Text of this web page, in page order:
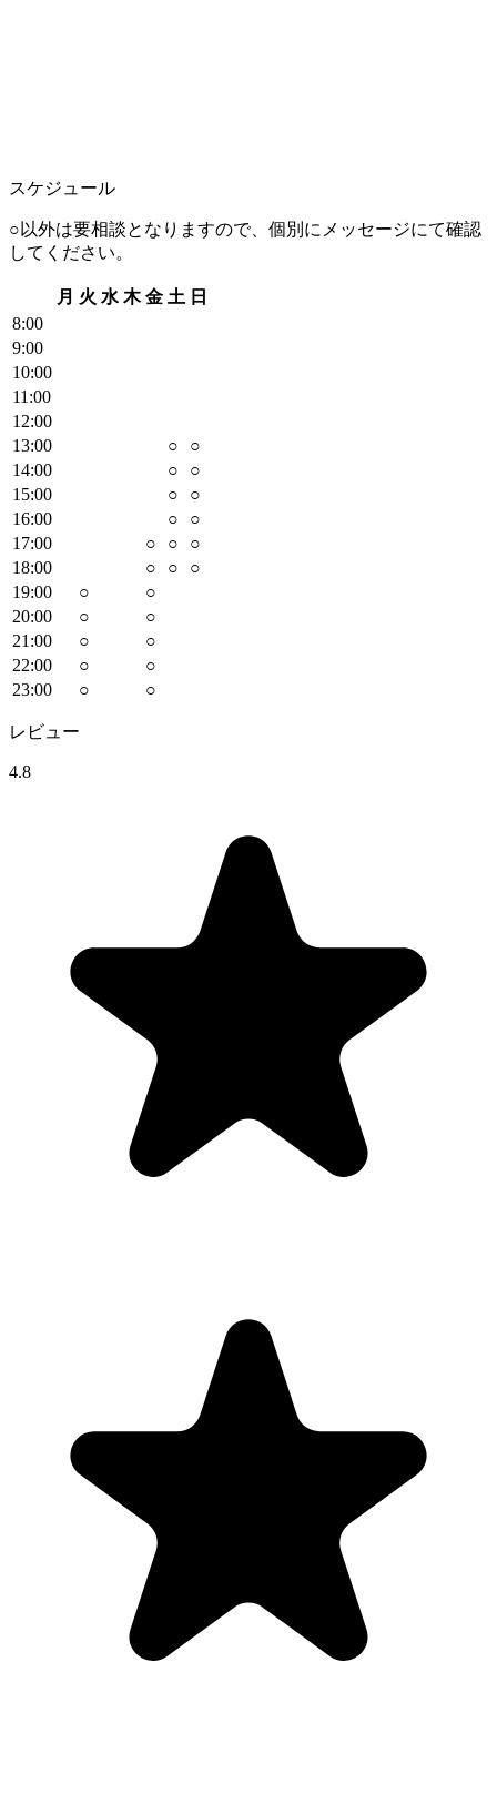
スケジュール
○以外は要相談となりますので、個別にメッセージにて確認
してください。
月 火 水 木 金 土 日
8:00
9:00
10:00
11 :00
12:00
13:00 ○
○
14:00 ○
○
15:00 ○
○
16:00 ○
○
17:00 ○ ○
○
18:00 ○ ○
○
19:00 ○
○
20:00 ○
○
21 :00 ○
○
22:00 ○
○
23:00 ○ ○
レビュー
4.8